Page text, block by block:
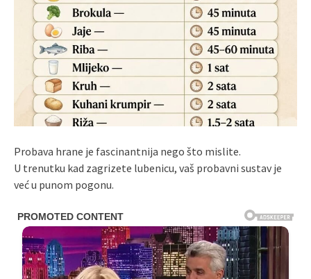
Probava hrane je fascinantnija nego što mislite.
U trenutku kad zagrizete lubenicu, vaš probavni sustav je
već u punom pogonu.